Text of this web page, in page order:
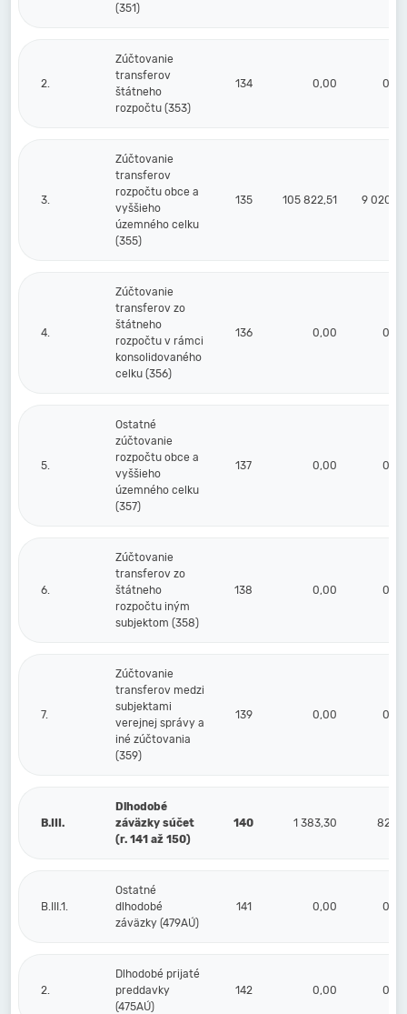
(351)
2.
Zúčtovanie
transferov
štátneho
rozpočtu (353)
134 0,00 0,00
3.
Zúčtovanie
transferov
rozpočtu obce a
vyššieho
územného celku
(355)
135 105 822,51 9 020,25
4.
Zúčtovanie
transferov zo
štátneho
rozpočtu v rámci
konsolidovaného
celku (356)
136 0,00 0,00
5.
Ostatné
zúčtovanie
rozpočtu obce a
vyššieho
územného celku
(357)
137 0,00 0,00
6.
Zúčtovanie
transferov zo
štátneho
rozpočtu iným
subjektom (358)
138 0,00 0,00
7.
Zúčtovanie
transferov medzi
subjektami
verejnej správy a
iné zúčtovania
(359)
139 0,00 0,00
B.III.
Dlhodobé
záväzky súčet
(r. 141 až 150)
140 1 383,30 82,38
B.III.1.
Ostatné
dlhodobé
záväzky (479AÚ)
141 0,00 0,00
2.
Dlhodobé prijaté
preddavky
(475AÚ)
142 0,00 0,00